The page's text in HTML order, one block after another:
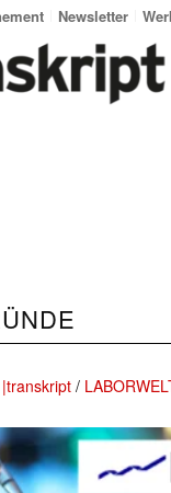
Newsletter
|transkript /